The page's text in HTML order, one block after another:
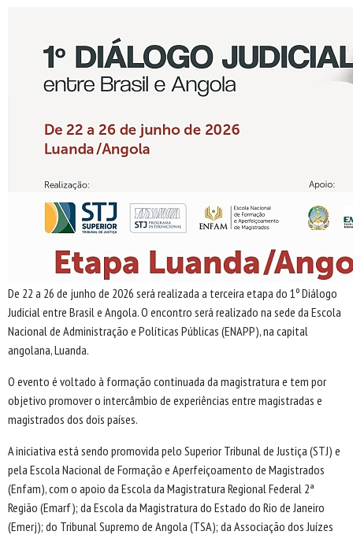
De 22 a 26 de junho de 2026 será realizada a terceira etapa do 1º Diálogo
Judicial entre Brasil e Angola. O encontro será realizado na sede da Escola
Nacional de Administração e Políticas Públicas (ENAPP), na capital
angolana, Luanda.
O evento é voltado à formação continuada da magistratura e tem por
objetivo promover o intercâmbio de experiências entre magistradas e
magistrados dos dois países.
A iniciativa está sendo promovida pelo Superior Tribunal de Justiça (STJ) e
pela Escola Nacional de Formação e Aperfeiçoamento de Magistrados
(Enfam), com o apoio da Escola da Magistratura Regional Federal 2ª
Região (Emarf); da Escola da Magistratura do Estado do Rio de Janeiro
(Emerj); do Tribunal Supremo de Angola (TSA); da Associação dos Juízes